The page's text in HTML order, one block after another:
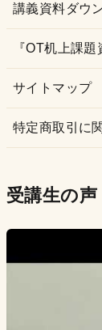
講義資料ダウ
『OT机上課題
サイトマップ
特定商取引に
受講生の声